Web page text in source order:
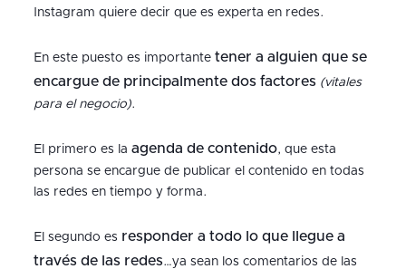
Instagram quiere decir que es experta en redes.
En este puesto es importante tener a alguien que se
encargue de principalmente dos factores (vitales
para el negocio).
El primero es la agenda de contenido, que esta
persona se encargue de publicar el contenido en todas
las redes en tiempo y forma.
El segundo es responder a todo lo que llegue a
través de las redes…ya sean los comentarios de las